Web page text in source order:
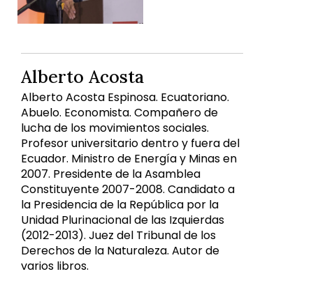
Alberto Acosta
Alberto Acosta Espinosa. Ecuatoriano.
Abuelo. Economista. Compañero de
lucha de los movimientos sociales.
Profesor universitario dentro y fuera del
Ecuador. Ministro de Energía y Minas en
2007. Presidente de la Asamblea
Constituyente 2007-2008. Candidato a
la Presidencia de la República por la
Unidad Plurinacional de las Izquierdas
(2012-2013). Juez del Tribunal de los
Derechos de la Naturaleza. Autor de
varios libros.